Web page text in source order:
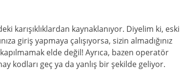
karışıklıklardan kaynaklanıyor. Diyelim ki, eski
giriş yapmaya çalışıyorsa, sizin almadığınız
elde değil! Ayrıca, bazen operatör
kodları geç ya da yanlış bir şekilde geliyor.